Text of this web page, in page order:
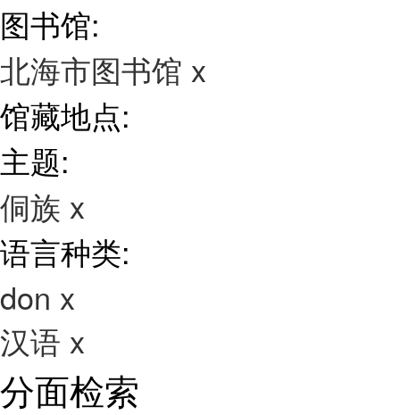
图书馆:
北海市图书馆 x
馆藏地点:
主题:
侗族 x
语言种类:
don x
汉语 x
分面检索